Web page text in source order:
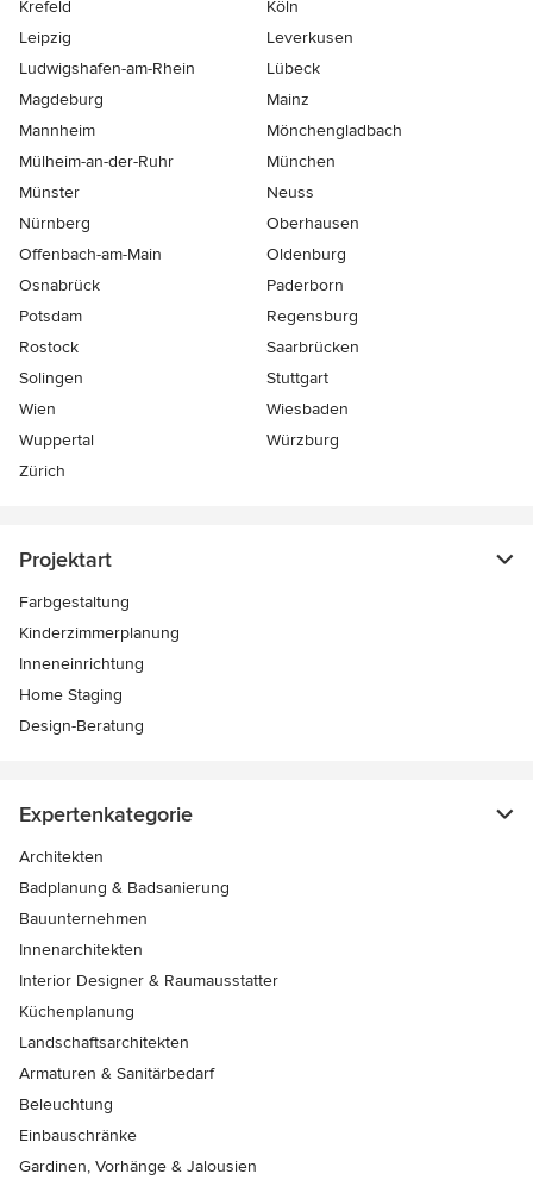
Krefeld
Köln
Leipzig
Leverkusen
Ludwigshafen-am-Rhein
Lübeck
Magdeburg
Mainz
Mannheim
Mönchen­gladbach
Mülheim-an-der-Ruhr
München
Münster
Neuss
Nürnberg
Oberhausen
Offenbach-am-Main
Oldenburg
Osnabrück
Paderborn
Potsdam
Regensburg
Rostock
Saarbrücken
Solingen
Stuttgart
Wien
Wiesbaden
Wuppertal
Würzburg
Zürich
Projektart
Farbgestaltung
Kinderzimmerplanung
Inneneinrichtung
Home Staging
Design-Beratung
Expertenkategorie
Architekten
Badplanung & Badsanierung
Bauunternehmen
Innenarchitekten
Interior Designer & Raumausstatter
Küchenplanung
Landschaftsarchitekten
Armaturen & Sanitärbedarf
Beleuchtung
Einbauschränke
Gardinen, Vorhänge & Jalousien